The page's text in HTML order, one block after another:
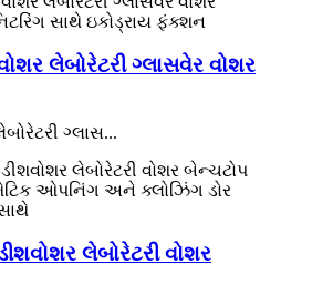
લેબોરેટરી ગ્લાસવેર વોશર
ગ્લાસ...
લેબોરેટરી વોશર